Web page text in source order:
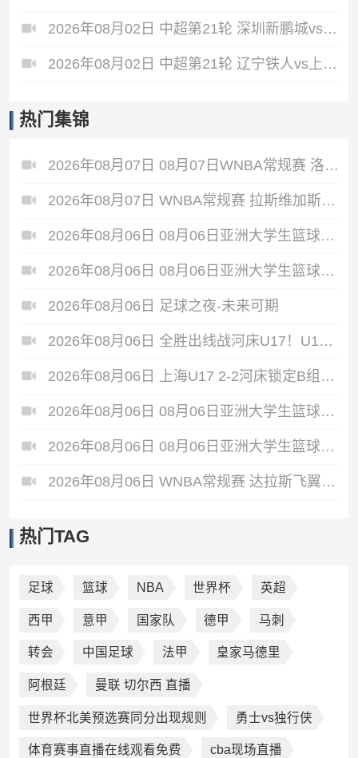
2026年08月02日 中超第21轮 深圳新鹏城vs重庆铜梁龙 全场录像
2026年08月02日 中超第21轮 辽宁铁人vs上海申花 全场录像
热门集锦
2026年08月07日 08月07日WNBA常规赛 洛杉矶火花 89 - 82 明尼苏达山猫 全场集锦
2026年08月07日 WNBA常规赛 拉斯维加斯王牌 86 - 84 印第安纳狂热 全场集锦
2026年08月06日 08月06日亚洲大学生篮球联赛8强赛 清华大学 85 - 81 菲律宾大学 集锦
2026年08月06日 08月06日亚洲大学生篮球联赛8强赛 早稻田大学 78 - 71 高丽大学 集锦
2026年08月06日 足球之夜-未来可期
2026年08月06日 全胜出线战河床U17！U17国足2-1十人药厂U17 赵松源登场1分钟传射
2026年08月06日 上海U17 2-2河床锁定B组第1 吕孟洋点射阿布力米破门 将战A组第2
2026年08月06日 08月06日亚洲大学生篮球联赛8强赛 北京大学 77 - 79 上海交通大学 集锦
2026年08月06日 08月06日亚洲大学生篮球联赛8强赛 延世大学 67 - 72 政治大学 集锦
2026年08月06日 WNBA常规赛 达拉斯飞翼 92 - 96 华盛顿神秘人 全场集锦
热门TAG
足球 篮球 NBA 世界杯 英超
西甲 意甲 国家队 德甲 马刺
转会 中国足球 法甲 皇家马德里
阿根廷 曼联 切尔西 直播
世界杯北美预选赛同分出现规则 勇士vs独行侠
体育赛事直播在线观看免费 cba现场直播